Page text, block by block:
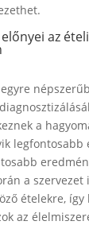
az
a
legfontosabb
a
ételekre, így
az